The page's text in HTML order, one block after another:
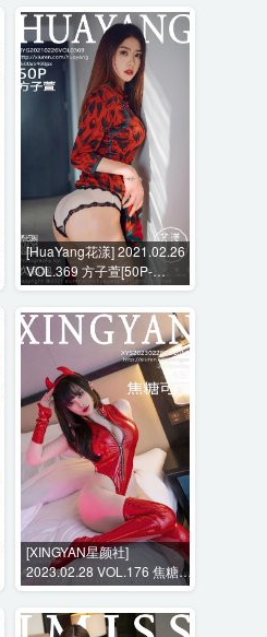
[HuaYang花漾] 2021.02.26
VOL.369 方子萱[50P-
560MB]
[XINGYAN星颜社]
2023.02.28 VOL.176 焦糖可
可 [45P-440MB]